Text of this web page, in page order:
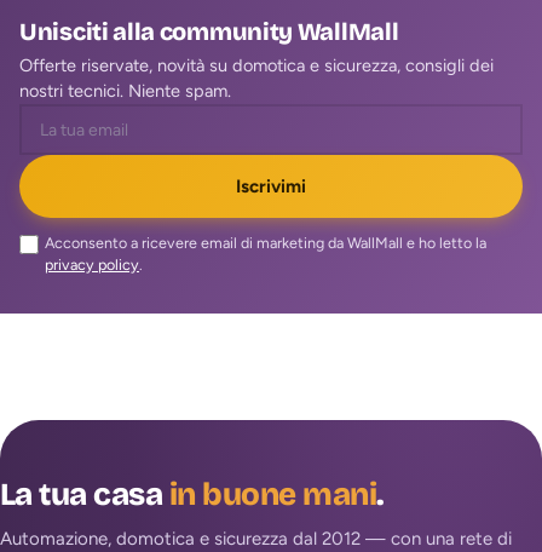
Unisciti alla community WallMall
Offerte riservate, novità su domotica e sicurezza, consigli dei
nostri tecnici. Niente spam.
Iscrivimi
Acconsento a ricevere email di marketing da WallMall e ho letto la
privacy policy.
La tua casain buone mani.
Automazione, domotica e sicurezza dal 2012 — con una rete di